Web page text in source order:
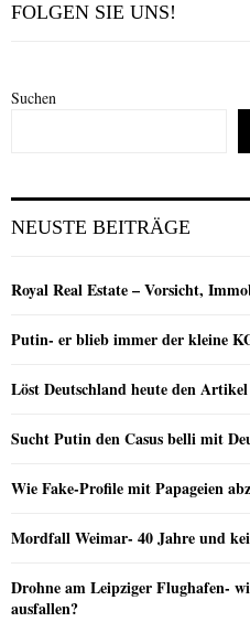
FOLGEN SIE UNS!
Suchen
NEUSTE BEITRÄGE
Royal Real Estate – Vorsicht,
Putin- er blieb immer der kleine
Löst Deutschland heute den
Sucht Putin den Casus belli mit
Wie Fake-Profile mit Papageien
Mordfall Weimar- 40 Jahre und
Drohne am Leipziger Flughafen-
ausfallen?